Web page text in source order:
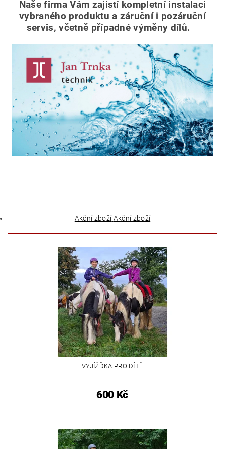
Naše firma Vám zajistí kompletní instalaci
vybraného produktu a záruční i pozáruční
servis, včetně případné výměny dílů.
Akční zboží Akční zboží
VYJÍŽĎKA PRO DÍTĚ
600 Kč